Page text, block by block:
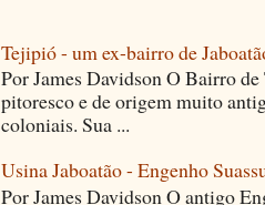
Tejipió - um ex-bairro de
Por James Davidson O Bairro
pitoresco e de origem muito
coloniais. Sua ...
Usina Jaboatão - Engenho
Por James Davidson O antigo